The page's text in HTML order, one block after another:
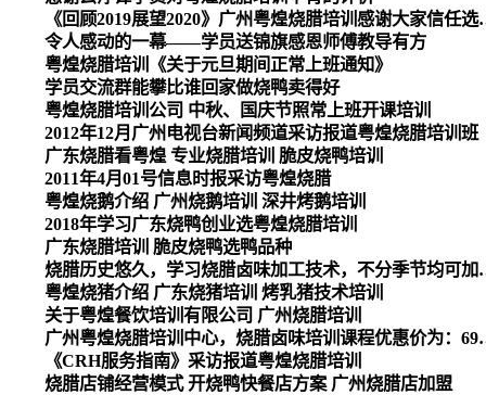
《回顾2019展望
令人感动的一幕——学员送锦旗感恩师傅教导有方
粤煌烧腊培训《关于元旦期间正常上班通知》
学员交流群能攀比谁回家做烧鸭卖得好
粤煌烧腊培训公司 中秋、国庆节照常上班开课培训
2012年12月广州电视台新闻频道采访报道粤煌烧腊培训班
广东烧腊看粤煌 专业烧腊培训 脆皮烧鸭培训
2011年4月01号信息时报采访粤煌烧腊
粤煌烧鹅介绍 广州烧鹅培训 深井烤鹅培训
2018年学习广东烧鸭创业选粤煌烧腊培训
广东烧腊培训 脆皮烧鸭选鸭品种
烧腊历史悠久，学习
粤煌烧猪介绍 广东烧猪培训 烤乳猪技术培训
关于粤煌餐饮培训有限公司 广州烧腊培训
广州粤煌烧腊培训中心，烧腊卤味培训课程优惠价为：6980元
《CRH服务指南》采访报道粤煌烧腊培训
烧腊店铺经营模式 开烧鸭快餐店方案 广州烧腊店加盟